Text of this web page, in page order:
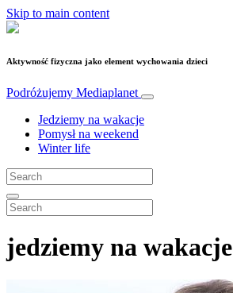
Skip to main content
Aktywność fizyczna jako element wychowania dzieci
Podróżujemy Mediaplanet
Jedziemy na wakacje
Pomysł na weekend
Winter life
jedziemy na wakacje